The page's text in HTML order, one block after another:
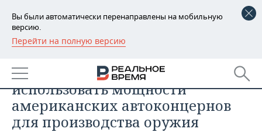
Вы были автоматически перенаправлены на мобильную
версию.
Перейти на полную версию
РЕГИОНЫ
БАШКОРТОСТАН
ТАТАРСТАН
УДМУРТИЯ
НОВОСТИ
АНАЛИТИКА
НОВОСТИ АНАЛИТИКИ
ЭКОНОМИКА
Трамп рассказал о планах
использовать мощности
американских автоконцернов
для производства оружия